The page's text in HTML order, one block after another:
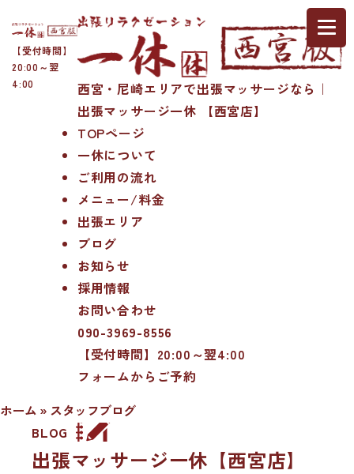
【受付時間】
20:00～翌
4:00
西宮・尼崎エリアで出張マッサージなら｜
出張マッサージ一休 【西宮店】
TOPページ
一休について
ご利用の流れ
メニュー/料金
出張エリア
ブログ
お知らせ
採用情報
お問い合わせ
090-3969-8556
【受付時間】20:00～翌4:00
フォームからご予約
ホーム » スタッフブログ
BLOG
出張マッサージ一休【西宮店】